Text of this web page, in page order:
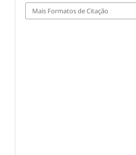
Mais Formatos de Citação